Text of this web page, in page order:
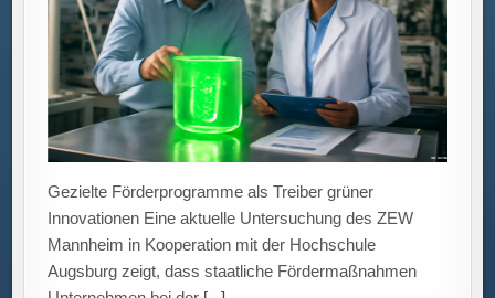
Gezielte Förderprogramme als Treiber grüner
Mannheim in Kooperation mit der Hochschule
Augsburg zeigt, dass staatliche Fördermaßnahmen
Unternehmen bei der[...]